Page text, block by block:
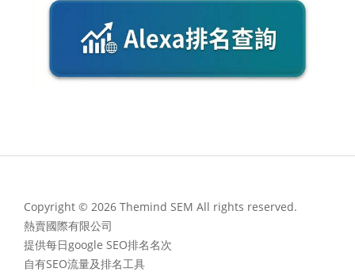
Copyright © 2026 Themind SEM All rights reserved.
熱賣國際有限公司
提供每日google SEO排名名次
自有SEO流量及排名工具